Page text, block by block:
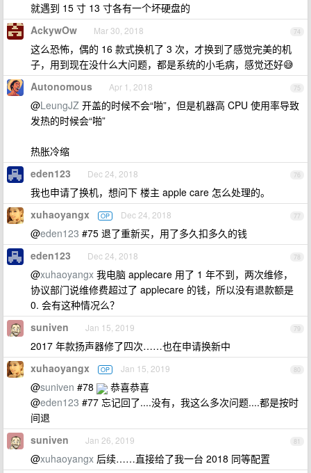
就遇到 15 寸 13 寸各有一个坏硬盘的
74
AckywOw Mar 30, 2018
这么恐怖，偶的 16 款式换机了 3 次，才换到了感觉完美的机
子，用到现在没什么大问题，都是系统的小毛病，感觉还好😅
75
Autonomous Apr 1, 2018
@LeungJZ 开盖的时候不会“啪”，但是机器高 CPU 使用率导致
发热的时候会“啪”
热胀冷缩
76
eden123 Dec 24, 2018
我也申请了换机，想问下 楼主 apple care 怎么处理的。
77
xuhaoyangx OP Dec 24, 2018
@eden123 #75 退了重新买，用了多久扣多久的钱
78
eden123 Dec 24, 2018
@xuhaoyangx 我电脑 applecare 用了 1 年不到，两次维修，
协议部门说维修费超过了 applecare 的钱，所以没有退款额是
0. 会有这种情况么？
79
suniven Jan 15, 2019
2017 年款扬声器修了四次……也在申请换新中
80
xuhaoyangx OP Jan 15, 2019
@suniven #78
恭喜恭喜
@eden123 #77 忘记回了....没有，我这么多次问题....都是按时
间退
81
suniven Jan 26, 2019
@xuhaoyangx 后续……直接给了我一台 2018 同等配置